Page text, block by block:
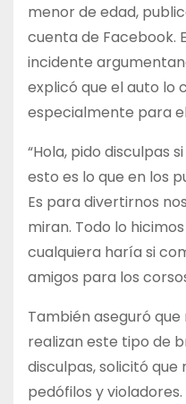
menor de edad,
cuenta de Facebook.
incidente
explicó que el auto lo
especialmente para
“Hola, pido disculpas
esto es lo que en los
Es para divertirnos
miran. Todo lo
cualquiera haría si
amigos para los
También aseguró que
realizan este tipo de
disculpas, solicitó que
pedófilos y